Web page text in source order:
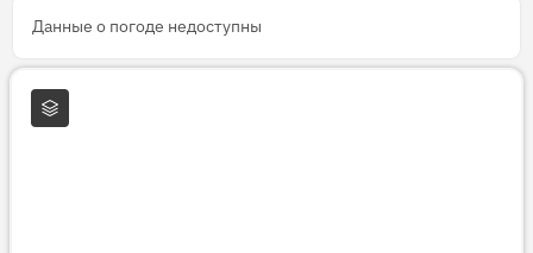
Данные о погоде недоступны